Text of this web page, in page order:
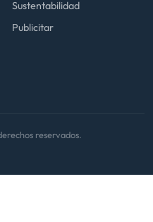
Sustentabilidad
Publicitar
reservados.